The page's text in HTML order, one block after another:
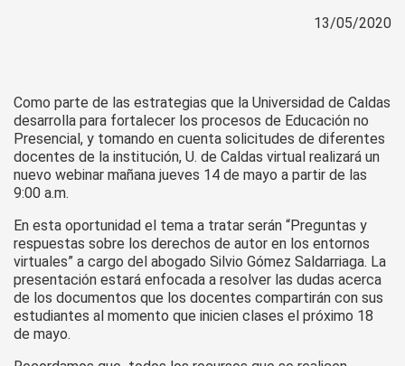
13/05/2020
Como parte de las estrategias que la Universidad de Caldas
desarrolla para fortalecer los procesos de Educación no
Presencial, y tomando en cuenta solicitudes de diferentes
docentes de la institución, U. de Caldas virtual realizará un
nuevo webinar mañana jueves 14 de mayo a partir de las
9:00 a.m.
En esta oportunidad el tema a tratar serán “Preguntas y
respuestas sobre los derechos de autor en los entornos
virtuales” a cargo del abogado Silvio Gómez Saldarriaga. La
presentación estará enfocada a resolver las dudas acerca
de los documentos que los docentes compartirán con sus
estudiantes al momento que inicien clases el próximo 18
de mayo.